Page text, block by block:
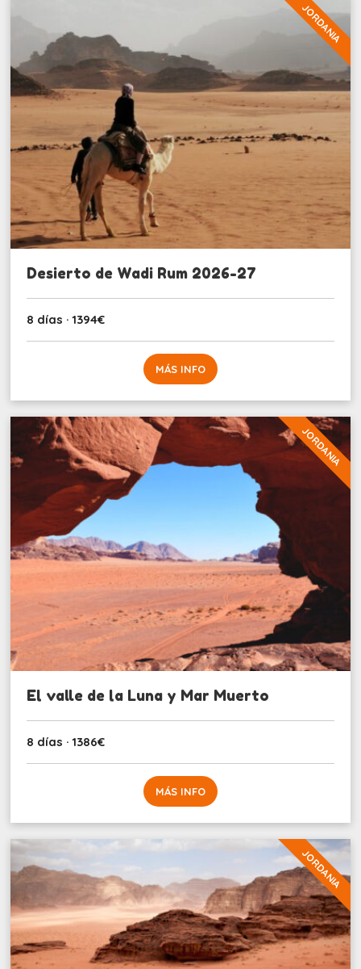
JORDANIA
Desierto de Wadi Rum 2026-27
8 días · 1394€
MÁS INFO
JORDANIA
El valle de la Luna y Mar Muerto
8 días · 1386€
MÁS INFO
JORDANIA